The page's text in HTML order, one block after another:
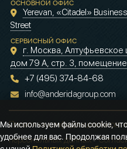
ОСНОВНОЙ ОФИС
Yerevan, «Citadel»
Street
СЕРВИСНЫЙ ОФИС
г. Москва, Алтуфьевское
дом 79 А, стр. 3,
+7 (495) 374-84-68
info@anderidagroup.com
Политика конфиденциальности
персональных данных•
Мы используем файлы cookie,
удобнее для вас. Продолжая